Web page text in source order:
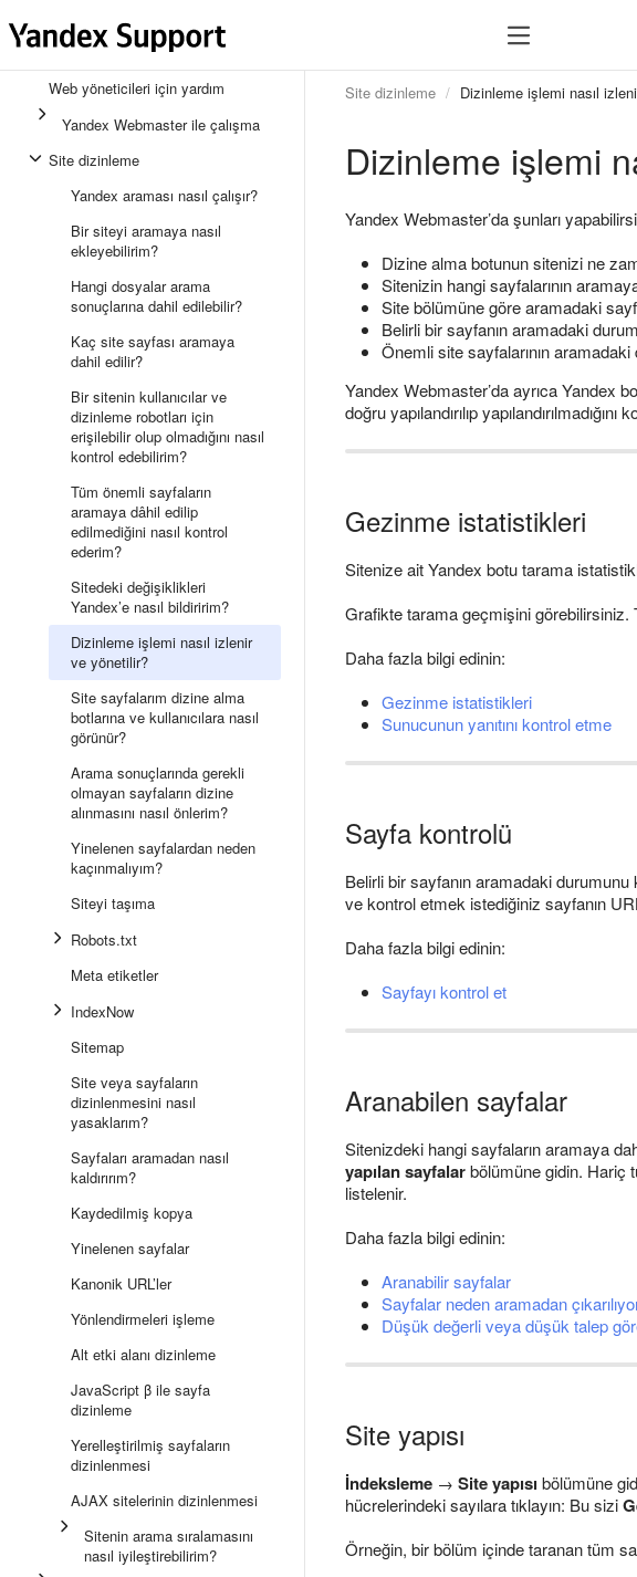
Web yöneticileri için yardım
Yandex Webmaster ile çalışma
Site dizinleme
Yandex araması nasıl çalışır?
Bir siteyi aramaya nasıl
ekleyebilirim?
Hangi dosyalar arama
sonuçlarına dahil edilebilir?
Kaç site sayfası aramaya
dahil edilir?
Bir sitenin kullanıcılar ve
dizinleme robotları için
erişilebilir olup olmadığını nasıl
kontrol edebilirim?
Tüm önemli sayfaların
aramaya dâhil edilip
edilmediğini nasıl kontrol
ederim?
Sitedeki değişiklikleri
Yandex’e nasıl bildiririm?
Dizinleme işlemi nasıl izlenir
ve yönetilir?
Site sayfalarım dizine alma
botlarına ve kullanıcılara nasıl
görünür?
Arama sonuçlarında gerekli
olmayan sayfaların dizine
alınmasını nasıl önlerim?
Yinelenen sayfalardan neden
kaçınmalıyım?
Siteyi taşıma
Robots.txt
Meta etiketler
IndexNow
Sitemap
Site veya sayfaların
dizinlenmesini nasıl
yasaklarım?
Sayfaları aramadan nasıl
kaldırırım?
Kaydedilmiş kopya
Yinelenen sayfalar
Kanonik URL’ler
Yönlendirmeleri işleme
Alt etki alanı dizinleme
JavaScript β ile sayfa
dizinleme
Yerelleştirilmiş sayfaların
dizinlenmesi
AJAX sitelerinin dizinlenmesi
Sitenin arama sıralamasını
nasıl iyileştirebilirim?
Site dizinleme Dizinleme işlemi nasıl
Dizinleme işlemi
Yandex Webmaster’da şunları
Dizine alma botunun sitenizi ne
Sitenizin hangi sayfalarının
Site bölümüne göre aramadaki
Belirli bir sayfanın aramadaki
Önemli site sayfalarının aramadaki
Yandex Webmaster’da ayrıca Yandex
doğru yapılandırılıp
Gezinme istatistikleri
Sitenize ait Yandex botu tarama
Grafikte tarama geçmişini görebilirsiniz.
Daha fazla bilgi edinin:
Gezinme istatistikleri
Sunucunun yanıtını kontrol etme
Sayfa kontrolü
Belirli bir sayfanın aramadaki
ve kontrol etmek istediğiniz sayfanın
Daha fazla bilgi edinin:
Sayfayı kontrol et
Aranabilen sayfalar
Sitenizdeki hangi sayfaların aramaya
yapılan sayfalarbölümüne gidin. Hariç
listelenir.
Daha fazla bilgi edinin:
Aranabilir sayfalar
Sayfalar neden aramadan
Düşük değerli veya düşük talep
Site yapısı
İndeksleme → Site yapısı bölümüne
hücrelerindeki sayılara tıklayın: Bu sizi
Örneğin, bir bölüm içinde taranan tüm